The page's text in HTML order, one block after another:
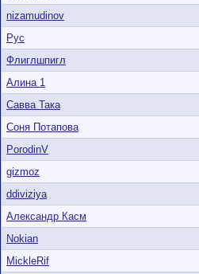
nizamudinov
Рус
Флиглшпигл
Алина 1
Савва Така
Соня Потапова
PorodinV
gizmoz
ddiviziya
Александр Касм
Nokian
MickleRif